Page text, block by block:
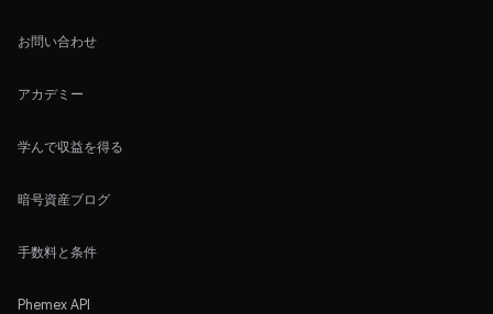
お問い合わせ
アカデミー
学んで収益を得る
暗号資産ブログ
手数料と条件
Phemex API